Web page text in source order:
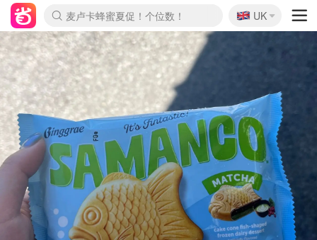
麦卢卡蜂蜜夏促！个位数！
Prada/Miu 4.8折！
啥？必胜客披萨5折！
🇬🇧
UK